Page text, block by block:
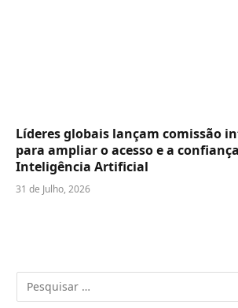
Líderes globais lançam comissão
para ampliar o acesso e a
Inteligência Artificial
31 de Julho, 2026